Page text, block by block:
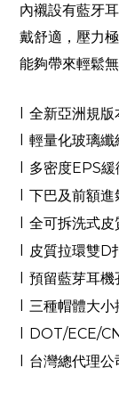
內襯設有藍牙
戴舒適，壓力
能夠帶來輕鬆
全新亞洲規版
輕量化玻璃纖
多密度EPS緩
下巴及前額進
全可拆洗式皮
皮質拉環雙D
預留藍芽耳機
三種帽體大小
DOT/ECE/
台灣總代理公